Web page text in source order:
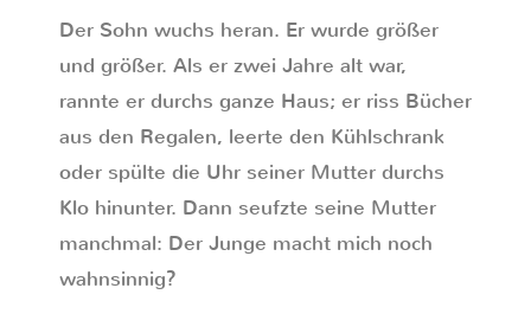
Der Sohn wuchs heran. Er wurde größer
und größer. Als er zwei Jahre alt war,
rannte er durchs ganze Haus; er riss Bücher
aus den Regalen, leerte den Kühlschrank
oder spülte die Uhr seiner Mutter durchs
Klo hinunter. Dann seufzte seine Mutter
manchmal: Der Junge macht mich noch
wahnsinnig?